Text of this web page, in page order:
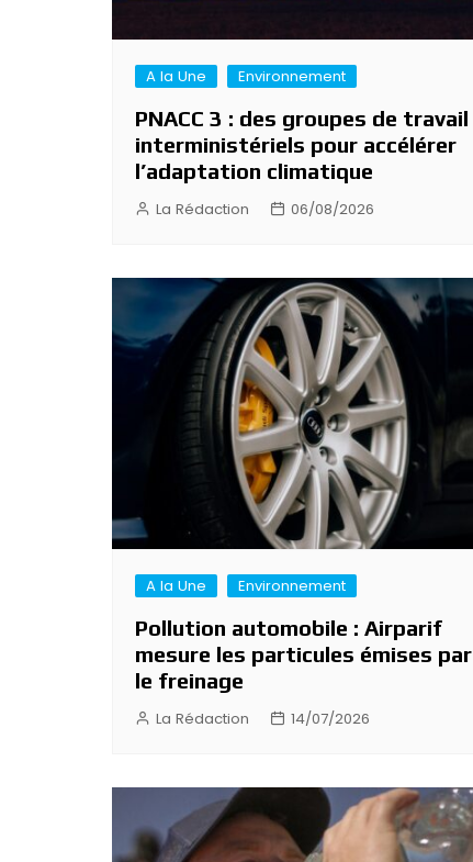
A la Une Environnement
PNACC 3 : des groupes de travail
interministériels pour accélérer
l’adaptation climatique
La Rédaction 06/08/2026
A la Une Environnement
Pollution automobile : Airparif
mesure les particules émises par
le freinage
La Rédaction 14/07/2026